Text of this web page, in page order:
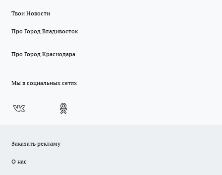
Твои Новости
Про Город Владивосток
Про Город Краснодара
Мы в социальных сетях
Заказать рекламу
О нас